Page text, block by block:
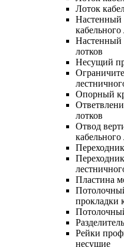
Лоток
Настенный
кабельного
Настенный
лотков
Несущий
Опорный
лотков
Отвод
кабельного
Пластина
прокладки
Рейки
несущие